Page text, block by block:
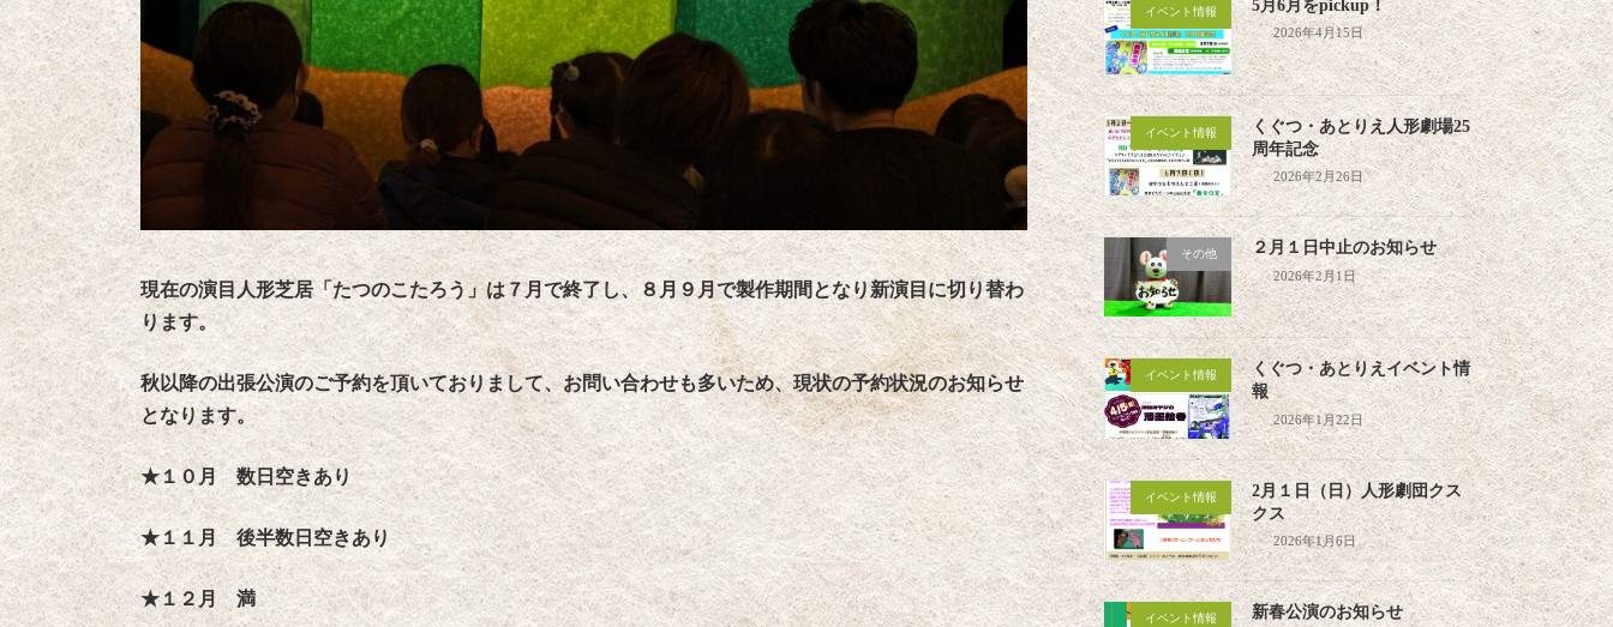
現在の演目人形芝居「たつのこたろう」は７月で終了し、８月９月で製作期間となり新演目に切り替わ
ります。
秋以降の出張公演のご予約を頂いておりまして、お問い合わせも多いため、現状の予約状況のお知らせ
となります。
★１０月 数日空きあり
★１１月 後半数日空きあり
★１２月 満
イベント情報 5月6月をpickup！
2026年4月15日
イベント情報
くぐつ・あとりえ人形劇場25
周年記念
2026年2月26日
その他 ２月１日中止のお知らせ
2026年2月1日
イベント情報
くぐつ・あとりえイベント情
報
2026年1月22日
イベント情報
2月１日（日）人形劇団クス
クス
2026年1月6日
イベント情報 新春公演のお知らせ